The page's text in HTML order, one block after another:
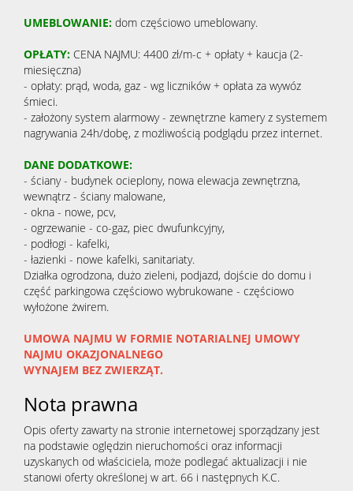
UMEBLOWANIE: dom częściowo umeblowany.
OPŁATY: CENA NAJMU: 4400 zł/m-c + opłaty + kaucja (2-
miesięczna)
- opłaty: prąd, woda, gaz - wg liczników + opłata za wywóz
śmieci.
- założony system alarmowy - zewnętrzne kamery z systemem
nagrywania 24h/dobę, z możliwością podglądu przez internet.
DANE DODATKOWE:
- ściany - budynek ocieplony, nowa elewacja zewnętrzna,
wewnątrz - ściany malowane,
- okna - nowe, pcv,
- ogrzewanie - co-gaz, piec dwufunkcyjny,
- podłogi - kafelki,
- łazienki - nowe kafelki, sanitariaty.
Działka ogrodzona, dużo zieleni, podjazd, dojście do domu i
część parkingowa częściowo wybrukowane - częściowo
wyłożone żwirem.
UMOWA NAJMU W FORMIE NOTARIALNEJ UMOWY
NAJMU OKAZJONALNEGO
WYNAJEM BEZ ZWIERZĄT.
Nota prawna
Opis oferty zawarty na stronie internetowej sporządzany jest
na podstawie oględzin nieruchomości oraz informacji
uzyskanych od właściciela, może podlegać aktualizacji i nie
stanowi oferty określonej w art. 66 i następnych K.C.